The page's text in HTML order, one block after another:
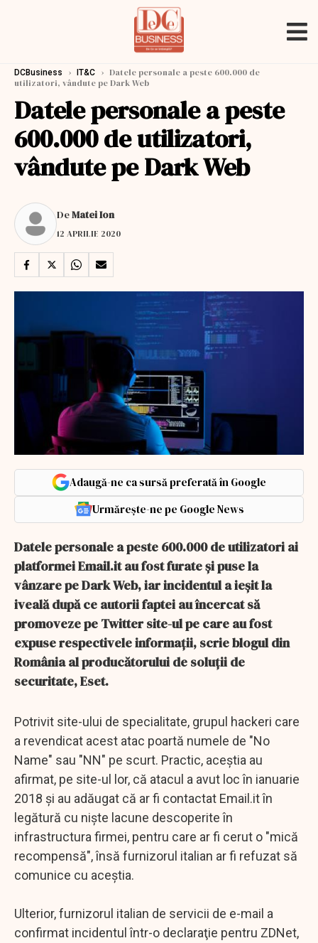
DCBusiness › IT&C › Datele personale a peste 600.000 de
utilizatori, vândute pe Dark Web
Datele personale a peste
600.000 de utilizatori,
vândute pe Dark Web
DeMatei Ion
12 APRILIE 2020
Adaugă-ne ca sursă preferată în Google
Urmărește-ne pe Google News
Datele personale a peste 600.000 de utilizatori ai
platformei Email.it au fost furate şi puse la
vânzare pe Dark Web, iar incidentul a ieşit la
iveală după ce autorii faptei au încercat să
promoveze pe Twitter site-ul pe care au fost
expuse respectivele informaţii, scrie blogul din
România al producătorului de soluţii de
securitate, Eset.
Potrivit site-ului de specialitate, grupul hackeri care
a revendicat acest atac poartă numele de "No
Name" sau "NN" pe scurt. Practic, aceştia au
afirmat, pe site-ul lor, că atacul a avut loc în ianuarie
2018 şi au adăugat că ar fi contactat Email.it în
legătură cu nişte lacune descoperite în
infrastructura firmei, pentru care ar fi cerut o "mică
recompensă", însă furnizorul italian ar fi refuzat să
comunice cu aceştia.
Ulterior, furnizorul italian de servicii de e-mail a
confirmat incidentul într-o declaraţie pentru ZDNet,